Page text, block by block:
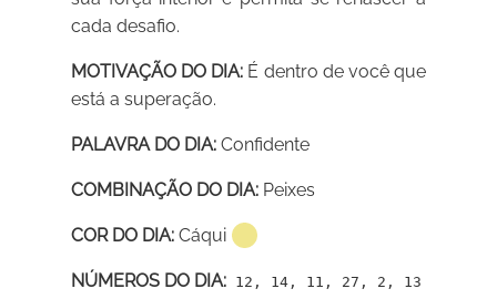
cada desafio.
MOTIVAÇÃO DO DIA: É dentro de você que
está a superação.
PALAVRA DO DIA: Confidente
COMBINAÇÃO DO DIA: Peixes
COR DO DIA: Cáqui
NÚMEROS DO DIA: 12, 14, 11, 27, 2, 13